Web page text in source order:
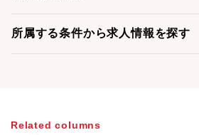
所属する条件から求人情報を探す
Related columns